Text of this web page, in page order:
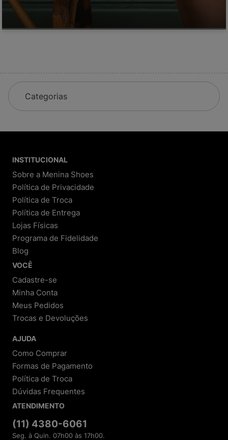
Categorias
INSTITUCIONAL
Sobre a Menina Shoes
Política de Privacidade
Política de Troca
Política de Entrega
Lojas Físicas
Programa de Fidelidade
Blog
VOCÊ
Cadastre-se
Minha Conta
Meus Pedidos
Trocas e Devoluções
AJUDA
Como Comprar
Formas de Pagamento
Política de Troca
Dúvidas Frequentes
ATENDIMENTO
(11) 4380-6061
Seg. à Quin. 07h00 às 17h00.